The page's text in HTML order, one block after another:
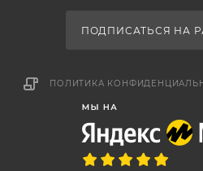
ПОДПИСАТЬСЯ НА
ПОЛИТИКА